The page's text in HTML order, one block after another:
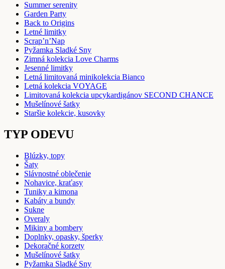
Summer serenity
Garden Party
Back to Origins
Letné limitky
Scrap’n’Nap
Pyžamka Sladké Sny
Zimná kolekcia Love Charms
Jesenné limitky
Letná limitovaná minikolekcia Bianco
Letná kolekcia VOYAGE
Limitovaná kolekcia upcykardigánov SECOND CHANCE
Mušelínové šatky
Staršie kolekcie, kusovky
TYP ODEVU
Blúzky, topy
Šaty
Slávnostné oblečenie
Nohavice, kraťasy
Tuniky a kimona
Kabáty a bundy
Sukne
Overaly
Mikiny a bombery
Doplnky, opasky, šperky
Dekoračné korzety
Mušelínové šatky
Pyžamka Sladké Sny